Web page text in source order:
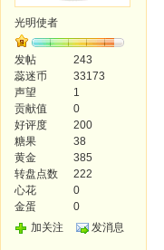
光明使者
发帖
243
蕊迷币
33173
声望
1
贡献值
0
好评度
200
糖果
38
黄金
385
转盘点数
222
心花
0
金蛋
0
加关注
发消息